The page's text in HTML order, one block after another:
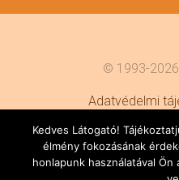
© 1993-
Adatvédelmi
Weboldal
Kedves Látogató!
élmény fokozásának
honlapunk használatával